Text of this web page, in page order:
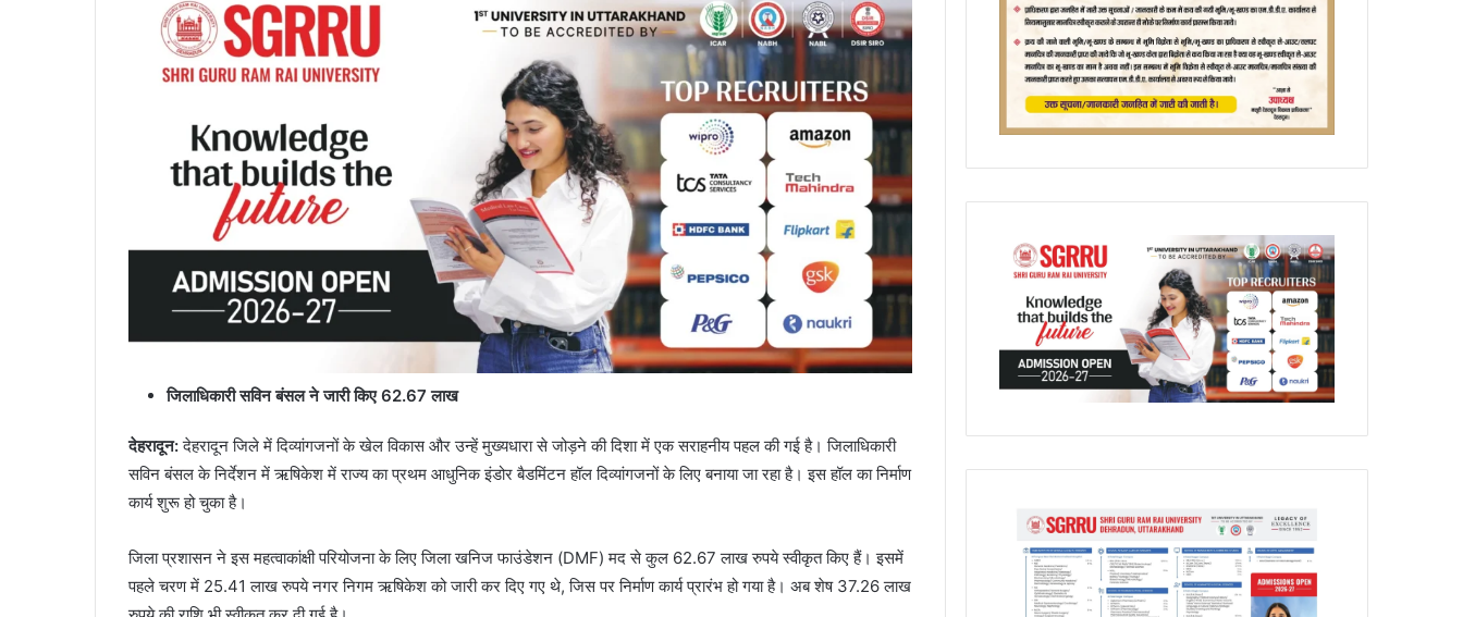
जिलाधिकारी सविन बंसल ने जारी किए 62.67 लाख
देहरादून:देहरादून जिले में दिव्यांगजनों के खेल विकास और उन्हें मुख्यधारा से जोड़ने की दिशा में एक सराहनीय पहल की गई है। जिलाधिकारी
सविन बंसल के निर्देशन में ऋषिकेश में राज्य का प्रथम आधुनिक इंडोर बैडमिंटन हॉल दिव्यांगजनों के लिए बनाया जा रहा है। इस हॉल का निर्माण
कार्य शुरू हो चुका है।
जिला प्रशासन ने इस महत्वाकांक्षी परियोजना के लिए जिला खनिज फाउंडेशन (DMF) मद से कुल 62.67 लाख रुपये स्वीकृत किए हैं। इसमें
पहले चरण में 25.41 लाख रुपये नगर निगम ऋषिकेश को जारी कर दिए गए थे, जिस पर निर्माण कार्य प्रारंभ हो गया है। अब शेष 37.26 लाख